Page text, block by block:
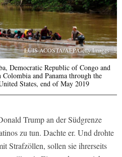
LUIS ACOSTA/AFP/Getty Images
Democratic Republic of Congo and
and Panama through the
States, end of May 2019
Trump an der Südgrenze
zu tun. Dachte er. Und drohte
Strafzöllen, sollen sie ihrerseits